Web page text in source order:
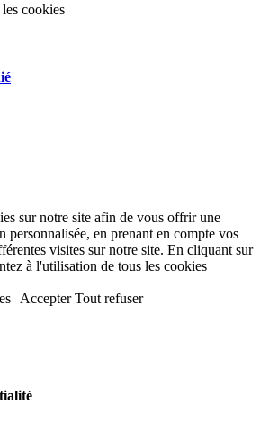
cookies
sur notre site afin de vous offrir une
personnalisée, en prenant en compte vos
visites sur notre site. En cliquant sur
à l'utilisation de tous les cookies
Accepter Tout refuser